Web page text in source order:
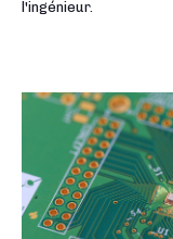
l'ingénieur.